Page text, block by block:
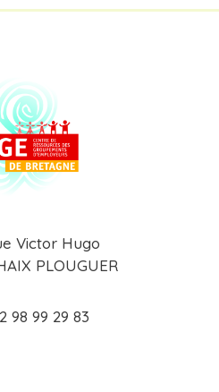
Victor Hugo
PLOUGUER
98 99 29 83